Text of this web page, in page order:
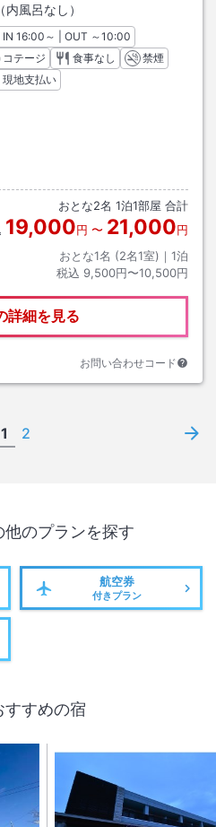
風呂なし）
INチェックイン
16:00 ～ | OUT チェックアウト
～10:00
コテージ
食事なし
禁煙
現地支払い
おとな2名 1泊1部屋 合計
19,000円 〜 21,000円
おとな1名 (2名1室)｜ 1泊
税込 9,500円〜10,500円
詳細を見る
お問い合わせコード
1 2
他のプランを探す
航空券
付きプラン
すすめの宿